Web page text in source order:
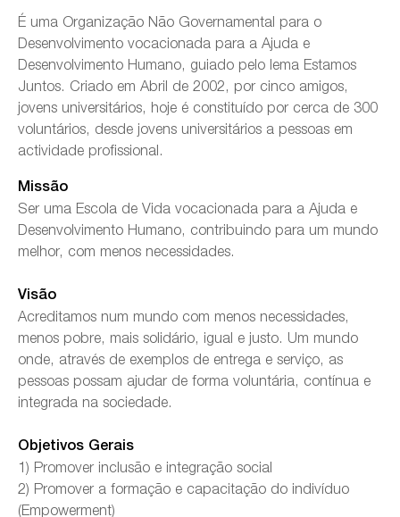
É uma Organização Não Governamental para o
Desenvolvimento vocacionada para a Ajuda e
Desenvolvimento Humano, guiado pelo lema Estamos
Juntos. Criado em Abril de 2002, por cinco amigos,
jovens universitários, hoje é constituído por cerca de 300
voluntários, desde jovens universitários a pessoas em
actividade profissional.
Missão
Ser uma Escola de Vida vocacionada para a Ajuda e
Desenvolvimento Humano, contribuindo para um mundo
melhor, com menos necessidades.
Visão
Acreditamos num mundo com menos necessidades,
menos pobre, mais solidário, igual e justo. Um mundo
onde, através de exemplos de entrega e serviço, as
pessoas possam ajudar de forma voluntária, contínua e
integrada na sociedade.
Objetivos Gerais
1) Promover inclusão e integração social
2) Promover a formação e capacitação do indivíduo
(Empowerment)